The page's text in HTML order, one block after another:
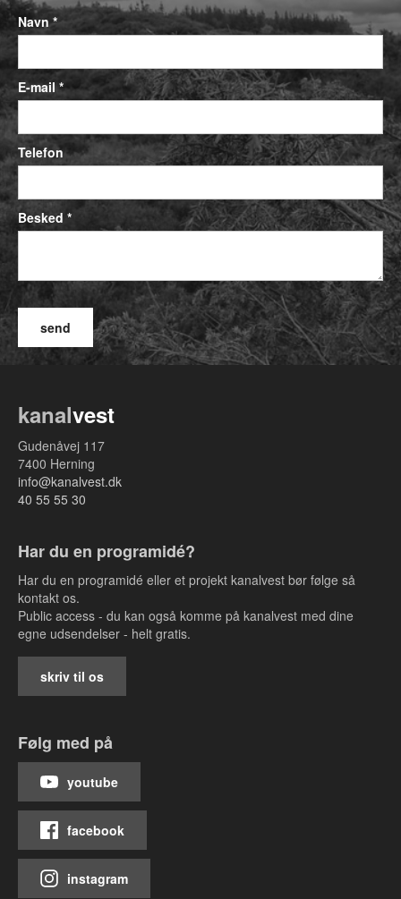
Navn *
E-mail *
Telefon
Besked *
kanalvest
Gudenåvej 117
7400 Herning
info@kanalvest.dk
40 55 55 30
Har du en programidé?
Har du en programidé eller et projekt kanalvest bør følge så
kontakt os.
Public access - du kan også komme på kanalvest med dine
egne udsendelser - helt gratis.
skriv til os
Følg med på
youtube
facebook
instagram